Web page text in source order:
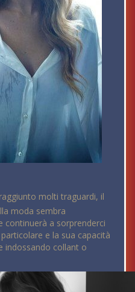
molti traguardi, il
moda sembra
continuerà a sorprenderci
e la sua capacità
indossando collant o